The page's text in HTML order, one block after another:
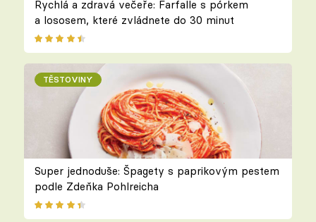
Rychlá a zdravá večeře: Farfalle s pórkem
a lososem, které zvládnete do 30 minut
TĚSTOVINY
Super jednoduše: Špagety s paprikovým pestem
podle Zdeňka Pohlreicha